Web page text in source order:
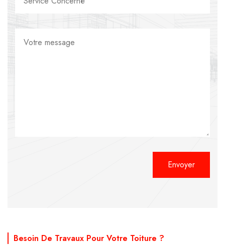
Besoin De Travaux Pour Votre Toiture ?